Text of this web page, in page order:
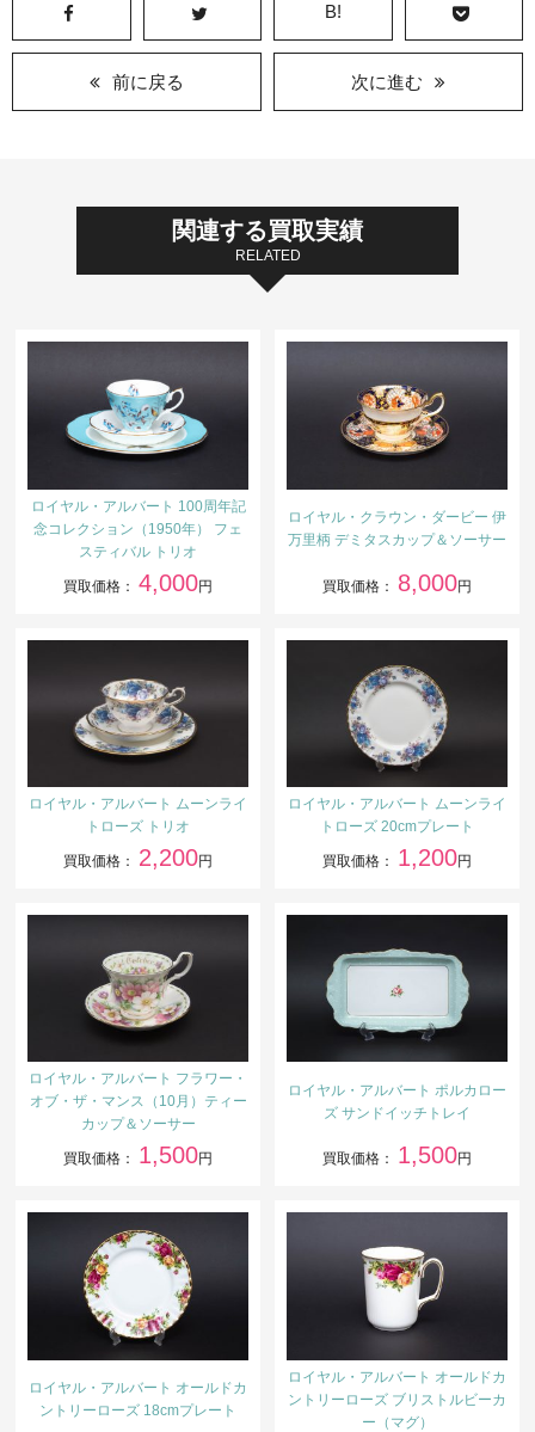
B!
前に戻る 次に進む
関連する買取実績
RELATED
ロイヤル・アルバート 100周年記
念コレクション（1950年） フェ
スティバル トリオ
買取価格： 4,000円
ロイヤル・クラウン・ダービー 伊
万里柄 デミタスカップ＆ソーサー
買取価格： 8,000円
ロイヤル・アルバート ムーンライ
トローズ トリオ
買取価格： 2,200円
ロイヤル・アルバート ムーンライ
トローズ 20cmプレート
買取価格： 1,200円
ロイヤル・アルバート フラワー・
オブ・ザ・マンス（10月）ティー
カップ＆ソーサー
買取価格： 1,500円
ロイヤル・アルバート ポルカロー
ズ サンドイッチトレイ
買取価格： 1,500円
ロイヤル・アルバート オールドカ
ントリーローズ 18cmプレート
ロイヤル・アルバート オールドカ
ントリーローズ ブリストルビーカ
ー（マグ）